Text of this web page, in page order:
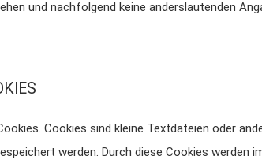
und nachfolgend keine anderslautenden
Cookies sind kleine Textdateien oder
werden. Durch diese Cookies werden